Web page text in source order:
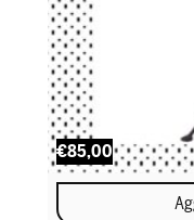
€85,00